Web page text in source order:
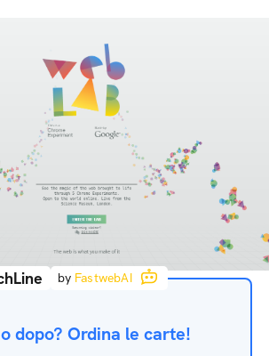
by FastwebAI
dopo? Ordina le carte!